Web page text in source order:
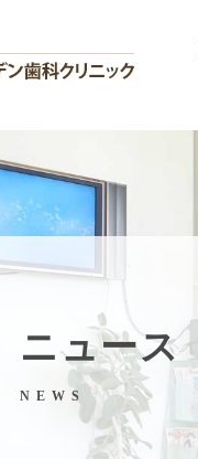
ニュース
NEWS